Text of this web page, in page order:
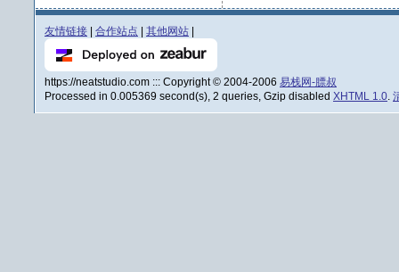
友情链接 合作站点 其他网站
https://neatstudio.com ::: Copyright © 2004-2006 易栈网-膘叔
Processed in 0.005369 second(s), 2 queries, Gzip disabled XHTML 1.0.